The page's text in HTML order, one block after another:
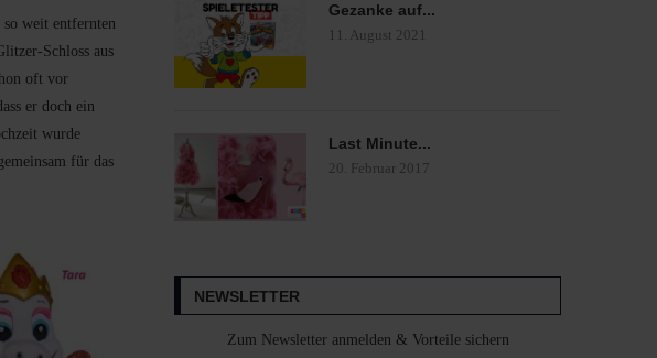
weit entfernten
Schloss aus
oft vor
er doch ein
wurde
für das
Gezanke auf...
11. August 2021
Last Minute...
20. Februar 2017
NEWSLETTER
Zum Newsletter anmelden & Vorteile sichern